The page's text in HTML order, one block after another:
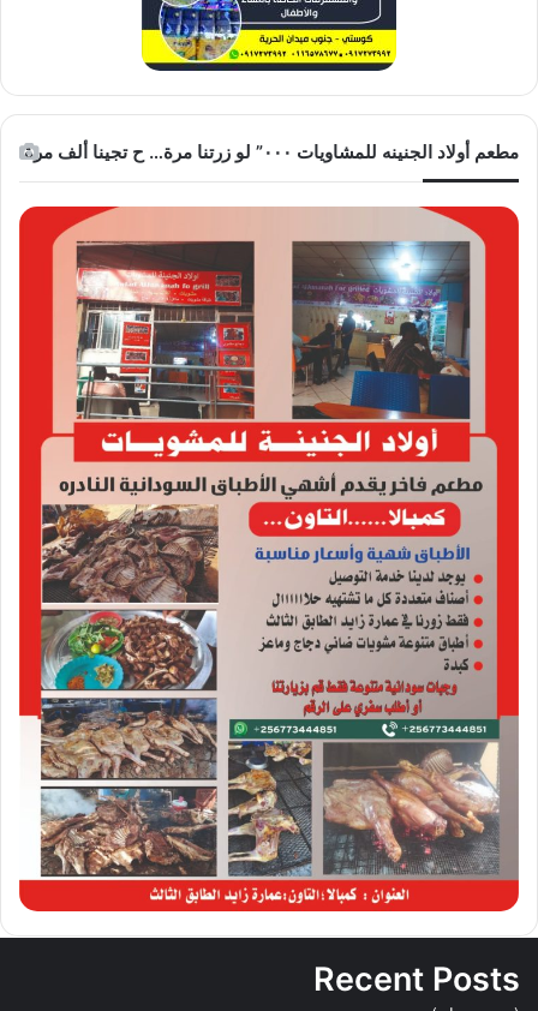
مطعم أولاد الجنينه للمشاويات ٠٠٠” لو زرتنا مرة… ح تجينا ألف مرة
Recent Posts